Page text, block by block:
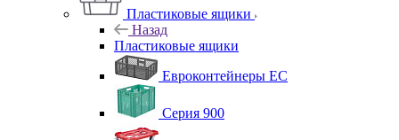
Пластиковые ящики
Назад
Пластиковые ящики
Евроконтейнеры ЕС
Серия 900